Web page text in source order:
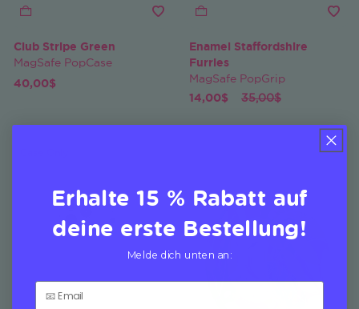
Club Stripe Green
MagSafe PopCase
40,00$
Enamel Staffordshire
Furries
MagSafe PopGrip
Price reduced from
35,00$to
14,00$
Erhalte 15 % Rabatt auf
deine erste Bestellung!
Melde dich unten an: